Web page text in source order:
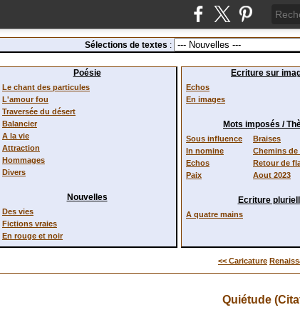
Sélections de textes :
Poésie
Le chant des particules
L'amour fou
Traversée du désert
Balancier
A la vie
Attraction
Hommages
Divers
Nouvelles
Des vies
Fictions vraies
En rouge et noir
Ecriture sur
Echos
En images
Mots imposés /
Sous influence
In nomine
Echos
Paix
Braises
Chemins de
Retour de
Aout 2023
Ecriture
A quatre mains
<< Caricature
Quiétude